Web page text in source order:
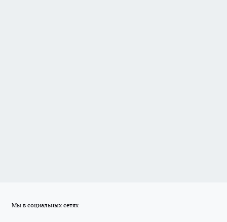
Мы в социальных сетях